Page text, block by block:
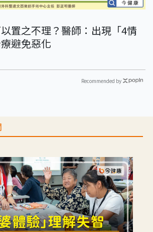
置之不理？醫師：出現「4情
避免惡化
Recommended by